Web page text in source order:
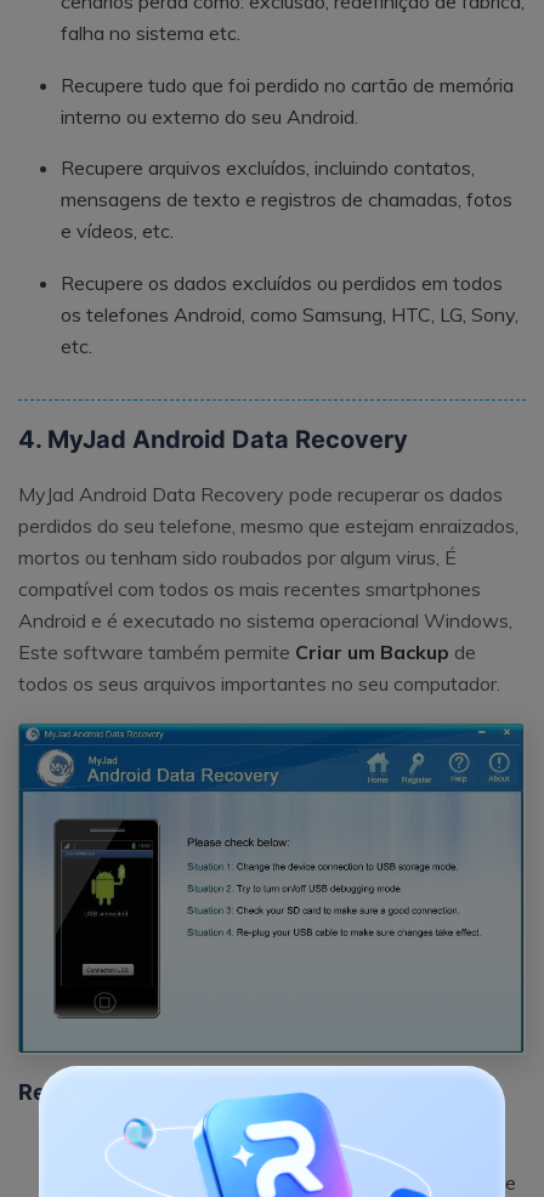
falha no sistema etc.
Recupere tudo que foi perdido no cartão de memória
interno ou externo do seu Android.
Recupere arquivos excluídos, incluindo contatos,
mensagens de texto e registros de chamadas, fotos
e vídeos, etc.
Recupere os dados excluídos ou perdidos em todos
os telefones Android, como Samsung, HTC, LG, Sony,
etc.
4. MyJad Android Data Recovery
MyJad Android Data Recovery pode recuperar os dados
perdidos do seu telefone, mesmo que estejam enraizados,
mortos ou tenham sido roubados por algum virus, É
compatível com todos os mais recentes smartphones
Android e é executado no sistema operacional Windows,
Este software também permite Criar um Backup de
todos os seus arquivos importantes no seu computador.
Recursos do MyJad:
Ele suporta a recuperação de dados de qualquer
dispositivo Android, como Samsung, HTC, LG, Sony e